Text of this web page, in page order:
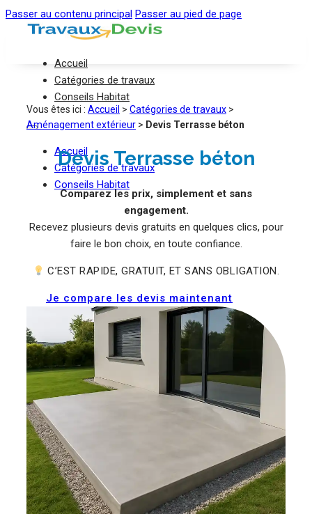
Passer au contenu principal Passer au pied de page
Accueil
Catégories de travaux
Conseils Habitat
Accueil
Catégories de travaux
Conseils Habitat
Vous êtes ici : Accueil > Catégories de travaux >
Aménagement extérieur > Devis Terrasse béton
Devis Terrasse béton
Comparez les prix, simplement et sans
engagement.
Recevez plusieurs devis gratuits en quelques clics, pour
faire le bon choix, en toute confiance.
C’EST RAPIDE, GRATUIT, ET SANS OBLIGATION.
Je compare les devis maintenant